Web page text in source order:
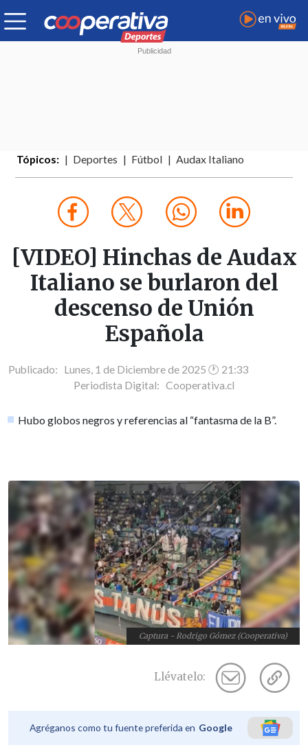
Tópicos: Deportes Fútbol Audax Italiano
[VIDEO] Hinchas de Audax
Italiano se burlaron del
descenso de Unión
Española
Publicado: Lunes, 1 de Diciembre de 2025 🕐 21:33
Periodista Digital: Cooperativa.cl
Hubo globos negros y referencias al “fantasma de la B”.
Captura - Rodrigo Gómez (Cooperativa)
Llévatelo:
Agréganos como tu fuente preferida en Google